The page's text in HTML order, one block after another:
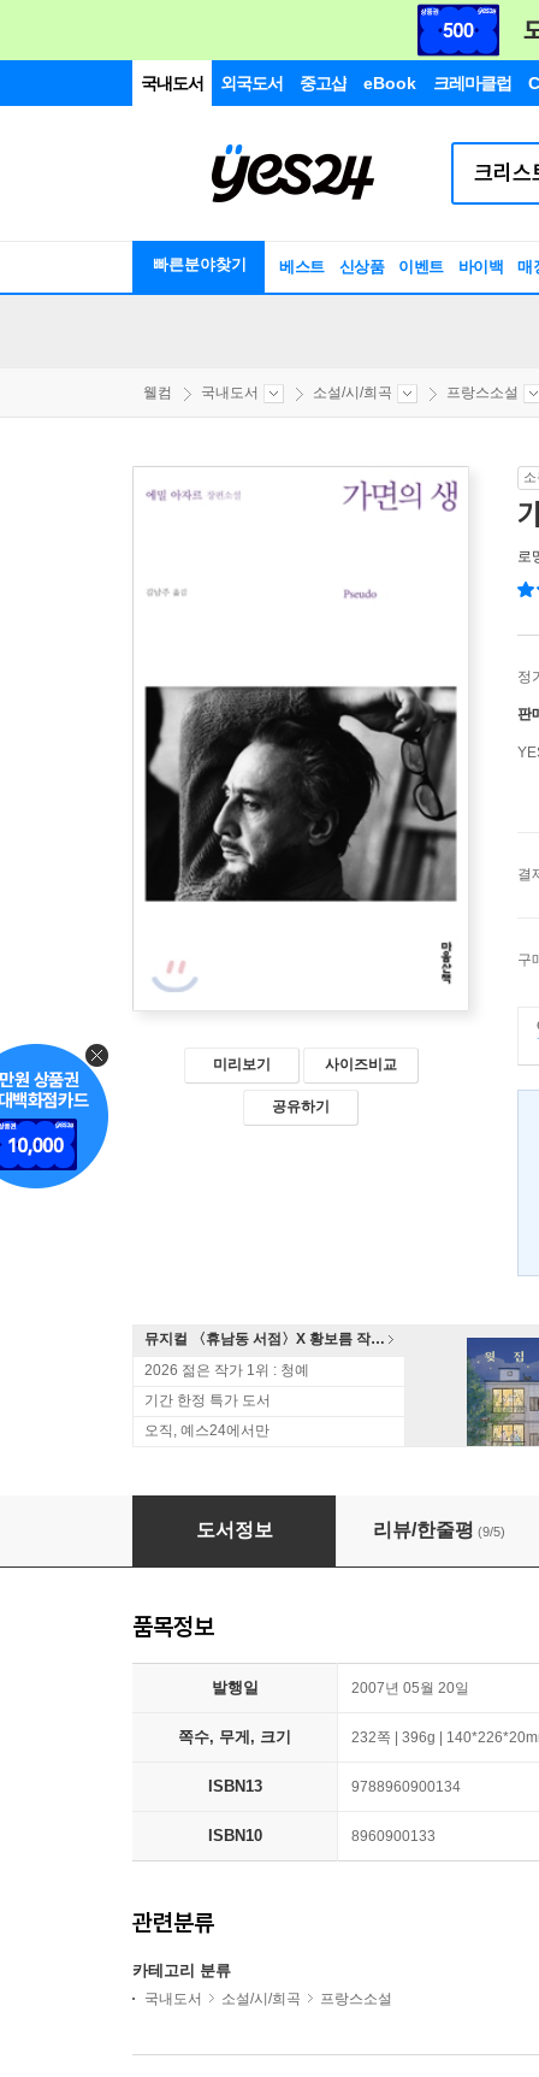
국내도서 외국도서 중고샵 eBook 크레마클럽
빠른분야찾기 베스트 신상품 이벤트 바이백 매
웰컴 국내도서 소설/시/희곡 프랑스소설
미리보기 사이즈비교
공유하기
로
정
판
결
구
뮤지컬 〈휴남동 서점〉X 황보름 작가 북토크
2026 젊은 작가 1위 : 청예
기간 한정 특가 도서
오직, 예스24에서만
가면의 생
도서정보 리뷰/한줄평 (9/5)
품목정보
발행일 2007년 05월 20일
쪽수, 무게, 크기 232쪽 | 396g |
ISBN13 9788960900134
ISBN10 8960900133
관련분류
카테고리 분류
국내도서 소설/시/희곡 프랑스소설